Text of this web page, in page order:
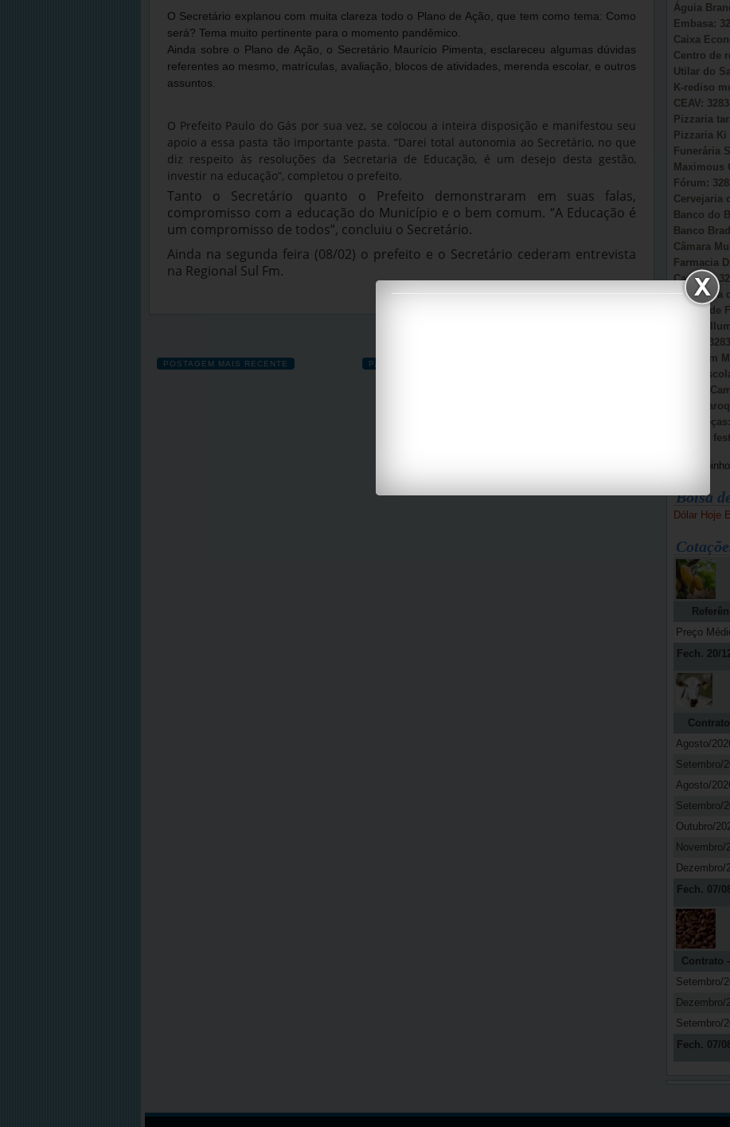
O Secretário explanou com muita clareza todo o Plano de Ação, que tem como tema: Como
será? Tema muito pertinente para o momento pandêmico.
Ainda sobre o Plano de Ação, o Secretário Maurício Pimenta, esclareceu algumas dúvidas
referentes ao mesmo, matrículas, avaliação, blocos de atividades, merenda escolar, e outros
assuntos.
O Prefeito Paulo do Gás por sua vez, se colocou a inteira disposição e manifestou seu
apoio a essa pasta tão importante pasta. “Darei total autonomia ao Secretário, no que
diz respeito às resoluções da Secretaria de Educação, é um desejo desta gestão,
investir na educação”, completou o prefeito.
Tanto o Secretário quanto o Prefeito demonstraram em suas falas,
compromisso com a educação do Município e o bem comum. “A Educação é
um compromisso de todos”, concluiu o Secretário.
Ainda na segunda feira (08/02) o prefeito e o Secretário cederam entrevista
na Regional Sul Fm.
POSTAGEM MAIS RECENTE PÁGINA INICIAL
Águia
Embasa:
Caixa
Centro de
Utilar do
K-rediso
CEAV:
Pizzaria
Pizzaria Ki
Funerária
Maximous
Fórum:
Cervejaria
Banco do
Banco
Câmara
Farmacia
Camacã:
Secretária
Sonho de
AmmC
CAPS:
Garagem
Auto
Viação
Casa
Bike
Espaço
Bolsa
Dólar Hoje
Preço
Fech. 20/
Agosto/
Setembro/
Agosto/
Setembro/
Outubro/
Novembro/
Dezembro/
Fech. 07/
Contrato
Setembro/
Dezembro/
Setembro/
Fech. 07/